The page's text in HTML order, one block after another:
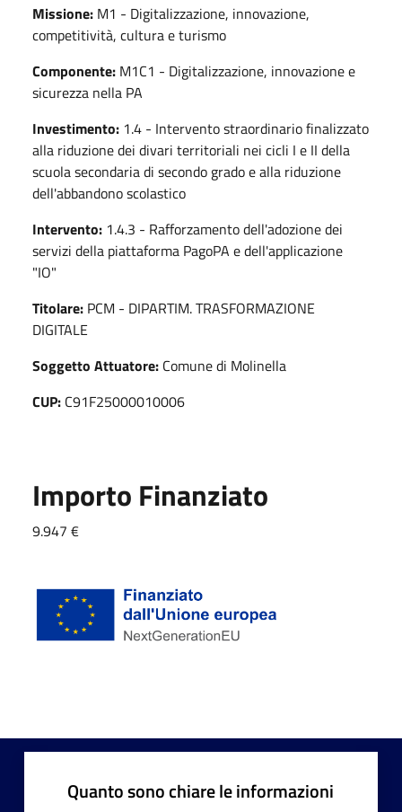
Missione: M1 - Digitalizzazione, innovazione,
competitività, cultura e turismo
Componente: M1C1 - Digitalizzazione, innovazione e
sicurezza nella PA
Investimento: 1.4 - Intervento straordinario finalizzato
alla riduzione dei divari territoriali nei cicli I e II della
scuola secondaria di secondo grado e alla riduzione
dell'abbandono scolastico
Intervento: 1.4.3 - Rafforzamento dell'adozione dei
servizi della piattaforma PagoPA e dell'applicazione
"IO"
Titolare: PCM - DIPARTIM. TRASFORMAZIONE
DIGITALE
Soggetto Attuatore: Comune di Molinella
CUP: C91F25000010006
Importo Finanziato
9.947 €
Quanto sono chiare le informazioni